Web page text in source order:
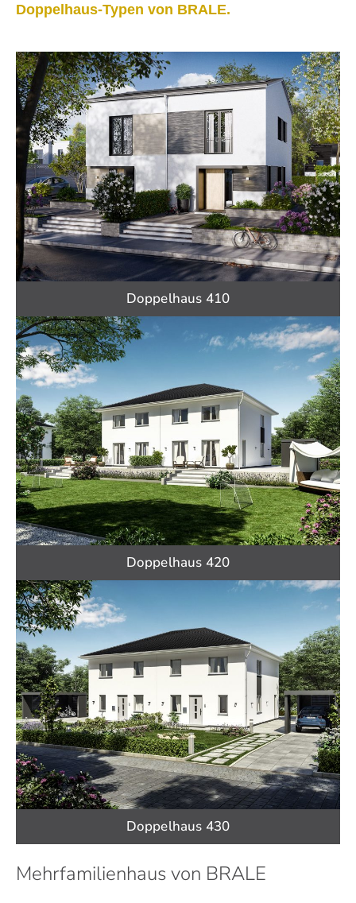
Doppelhaus-Typen von BRALE.
Doppelhaus 410
Doppelhaus 420
Doppelhaus 430
Mehrfamilienhaus von BRALE